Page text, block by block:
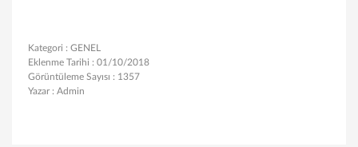
Kategori : GENEL
Eklenme Tarihi : 01/10/2018
Görüntüleme Sayısı : 1357
Yazar : Admin